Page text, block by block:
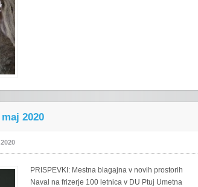
2020
PRISPEVKI: Mestna blagajna v novih prostorih
Naval na frizerje 100 letnica v DU Ptuj Umetna